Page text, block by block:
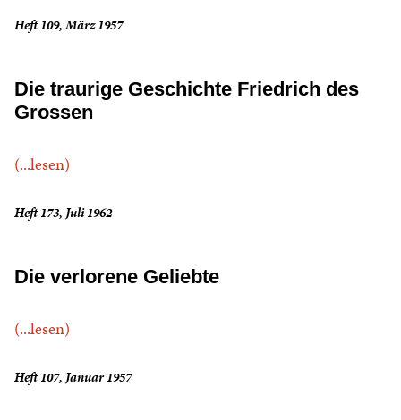
Heft 109, März 1957
Die traurige Geschichte Friedrich des
Grossen
(...lesen)
Heft 173, Juli 1962
Die verlorene Geliebte
(...lesen)
Heft 107, Januar 1957